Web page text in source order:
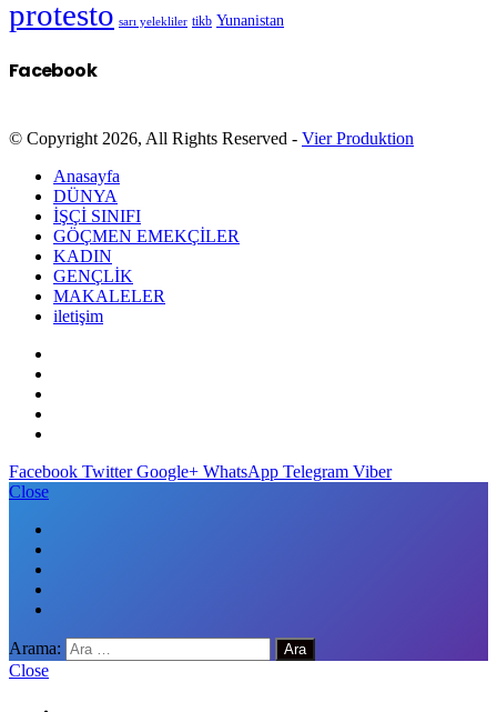
protesto sarı yelekliler tikb Yunanistan
Facebook
© Copyright 2026, All Rights Reserved - Vier Produktion
Anasayfa
DÜNYA
İŞÇİ SINIFI
GÖÇMEN EMEKÇİLER
KADIN
GENÇLİK
MAKALELER
iletişim
Facebook Twitter Google+ WhatsApp Telegram Viber
Close
Arama:
Close